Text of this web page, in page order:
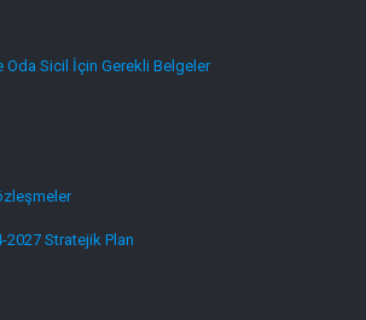
Oda Sicil İçin Gerekli Belgeler
2027 Stratejik Plan